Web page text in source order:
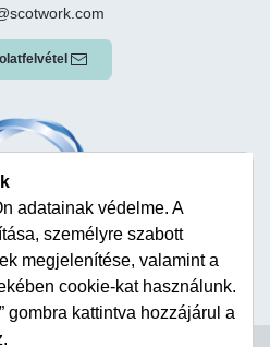
adatainak védelme. A
személyre szabott
megjelenítése, valamint a
cookie-kat használunk.
gombra kattintva hozzájárul a